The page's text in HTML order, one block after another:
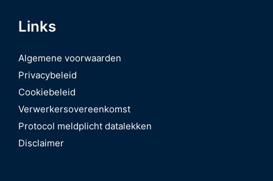
Links
Algemene voorwaarden
Privacybeleid
Cookiebeleid
Verwerkersovereenkomst
Protocol meldplicht datalekken
Disclaimer